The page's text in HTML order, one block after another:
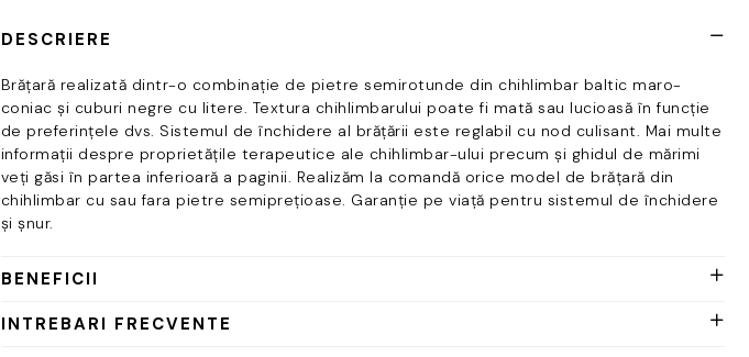
coniac,
DESCRIERE
Brățară realizată dintr-o combinație de pietre semirotunde din chihlimbar baltic maro-
coniac și cuburi negre cu litere. Textura chihlimbarului poate fi mată sau lucioasă în funcție
de preferințele dvs. Sistemul de închidere al brățării este reglabil cu nod culisant. Mai multe
informații despre proprietățile terapeutice ale chihlimbar-ului precum și ghidul de mărimi
veți găsi în partea inferioară a paginii. Realizăm la comandă orice model de brățară din
chihlimbar cu sau fara pietre semiprețioase. Garanție pe viață pentru sistemul de închidere
și șnur.
BENEFICII
INTREBARI FRECVENTE